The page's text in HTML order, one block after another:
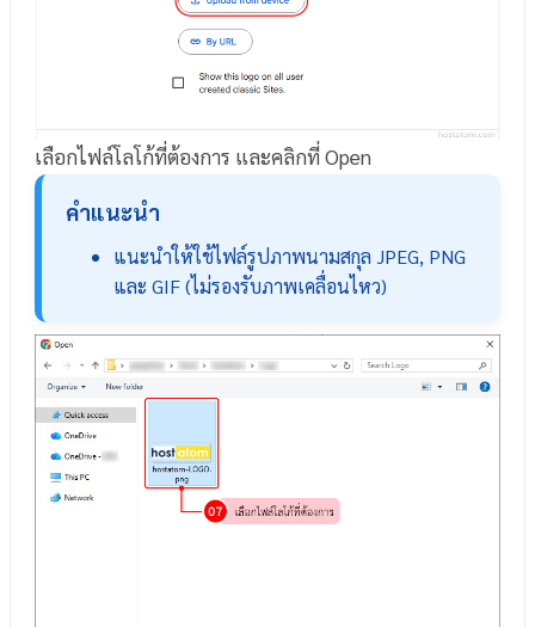
เลือกไฟล์โลโก้ที่ต้องการ และคลิกที่ Open
คำแนะนำ
แนะนำให้ใช้ไฟล์รูปภาพนามสกุล JPEG, PNG
และ GIF (ไม่รองรับภาพเคลื่อนไหว)